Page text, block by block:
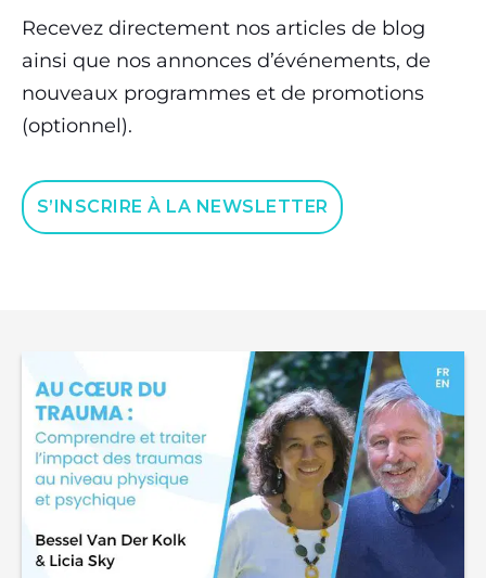
Recevez directement nos articles de blog
ainsi que nos annonces d’événements, de
nouveaux programmes et de promotions
(optionnel).
S’INSCRIRE À LA NEWSLETTER